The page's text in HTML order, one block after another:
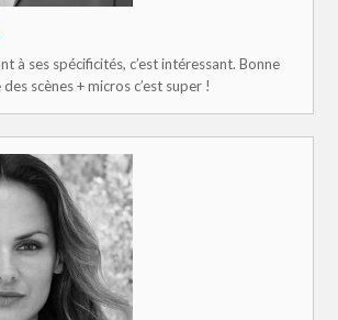
à ses spécificités, c’est intéressant. Bonne
scènes + micros c’est super !